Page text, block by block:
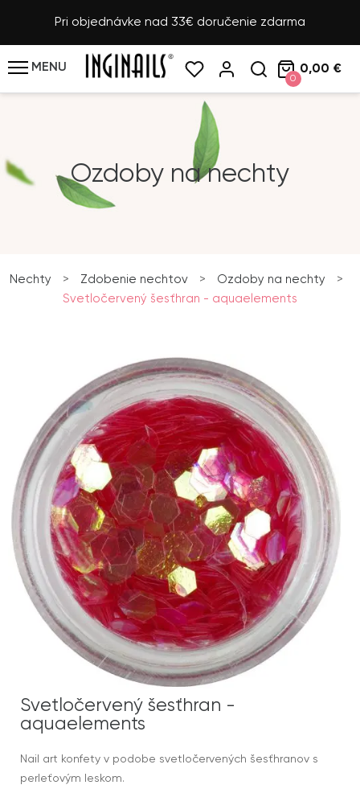
Pri objednávke nad 33€ doručenie zdarma
MENU
0
0,00 €
Ozdoby na nechty
Nechty > Zdobenie nechtov > Ozdoby na nechty
>
Svetločervený šesťhran - aquaelements
Svetločervený šesťhran -
aquaelements
Nail art konfety v podobe svetločervených šesťhranov s
perleťovým leskom.